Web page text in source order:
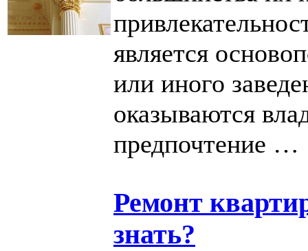
является
или иного
оказываются
предпочтение …
Ремонт
знать?